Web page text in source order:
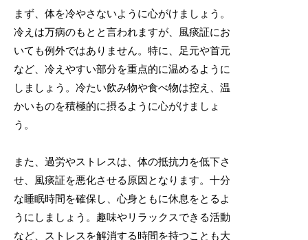
まず、体を冷やさないように心がけましょう。
冷えは万病のもとと言われますが、風痰証にお
いても例外ではありません。特に、足元や首元
など、冷えやすい部分を重点的に温めるように
しましょう。冷たい飲み物や食べ物は控え、温
かいものを積極的に摂るように心がけましょ
う。
また、過労やストレスは、体の抵抗力を低下さ
せ、風痰証を悪化させる原因となります。十分
な睡眠時間を確保し、心身ともに休息をとるよ
うにしましょう。趣味やリラックスできる活動
など、ストレスを解消する時間を持つことも大